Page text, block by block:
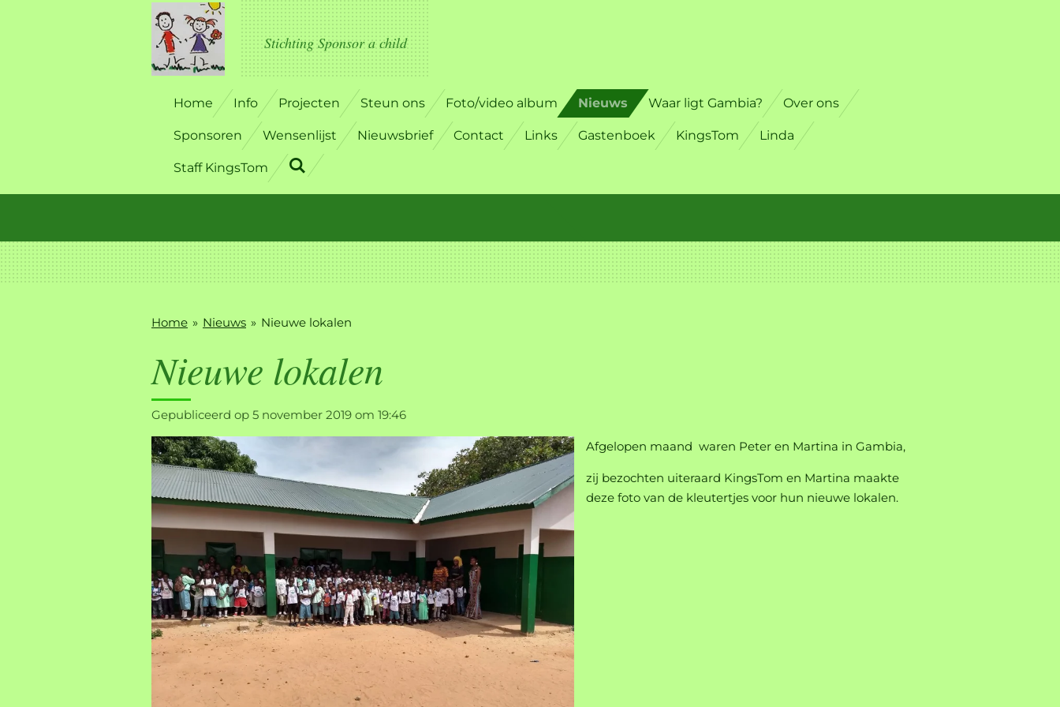
Stichting Sponsor a child
Home Info Projecten Steun ons Foto/video album Nieuws Waar ligt Gambia? Over ons
Sponsoren Wensenlijst Nieuwsbrief Contact Links Gastenboek KingsTom Linda
Staff KingsTom
Home » Nieuws » Nieuwe lokalen
Nieuwe lokalen
Gepubliceerd op 5 november 2019 om 19:46
Afgelopen maand waren Peter en Martina in Gambia,
zij bezochten uiteraard KingsTom en Martina maakte
deze foto van de kleutertjes voor hun nieuwe lokalen.